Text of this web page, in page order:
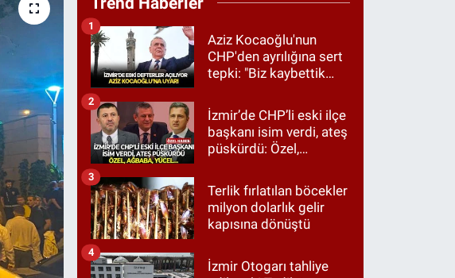
Aziz Kocaoğlu'nun
CHP'den ayrılığına sert
tepki: "Biz kaybettik
etmedik"
1
İzmir’de CHP’li eski ilçe
başkanı isim verdi, ateş
püskürdü: Özel,
2
Terlik fırlatılan böcekler
milyon dolarlık gelir
kapısına dönüştü
3
İzmir Otogarı tahliye
4